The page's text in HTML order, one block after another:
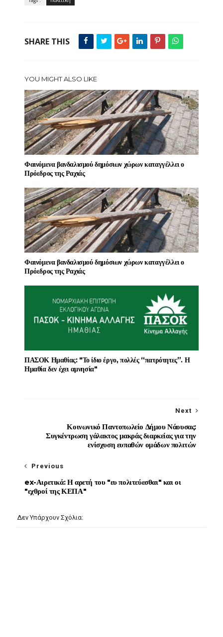
SHARE THIS
YOU MIGHT ALSO LIKE
Φαινόμενα βανδαλισμού δημόσιων χώρων καταγγέλλει ο
Πρόεδρος της Ραχιάς
Φαινόμενα βανδαλισμού δημόσιων χώρων καταγγέλλει ο
Πρόεδρος της Ραχιάς
ΠΑΣΟΚ Ημαθίας: "Το ίδιο έργο, πολλές “πατρότητες”. Η
Ημαθία δεν έχει αμνησία"
Next
Κοινωνικό Παντοπωλείο Δήμου Νάουσας:
Συγκέντρωση γάλακτος μακράς διαρκείας για την
ενίσχυση ευπαθών ομάδων πολιτών
Previous
ex-Αιρετικά: Η αρετή του "ευ πολιτεύεσθαι" και οι
"εχθροί της ΚΕΠΑ"
Δεν Υπάρχουν Σχόλια: